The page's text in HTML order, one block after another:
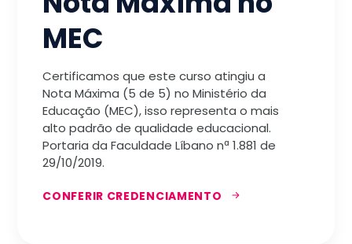
MEC
Certificamos que este curso atingiu a
Nota Máxima (5 de 5) no Ministério da
Educação (MEC), isso representa o mais
alto padrão de qualidade educacional.
Portaria da Faculdade Líbano nª 1.881 de
29/10/2019.
CONFERIR CREDENCIAMENTO